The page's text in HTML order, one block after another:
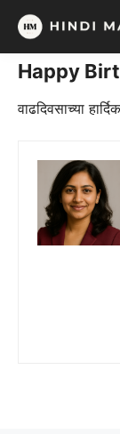
Skip
content
Happy
वाढदिवसाच्या